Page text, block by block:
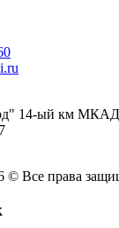
14-ый км МКАД
© Все права